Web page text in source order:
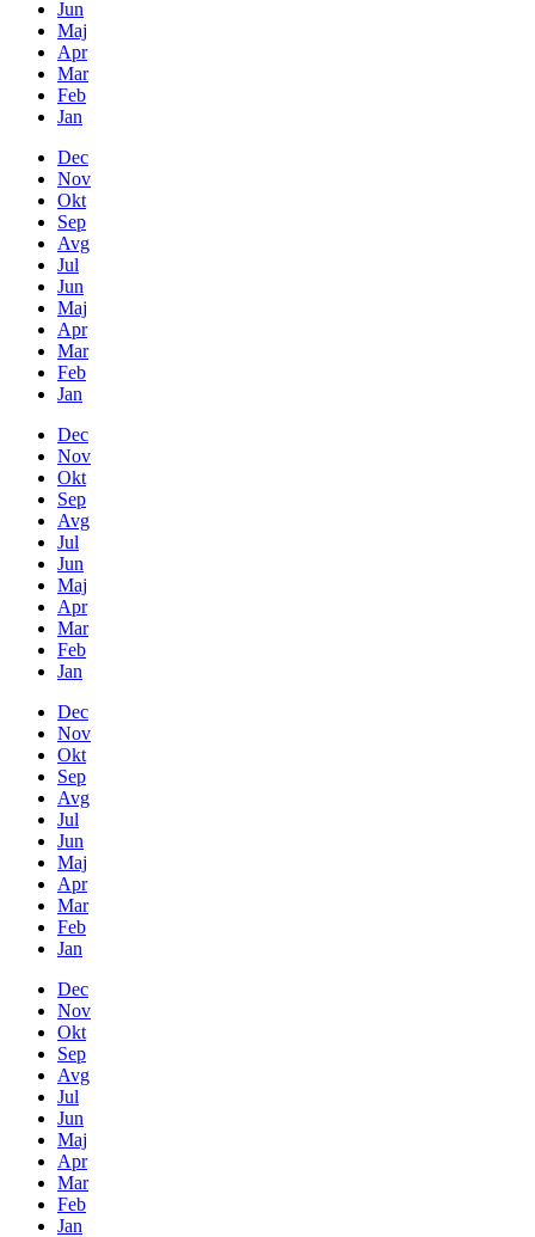
Jun
Maj
Apr
Mar
Feb
Jan
Dec
Nov
Okt
Sep
Avg
Jul
Jun
Maj
Apr
Mar
Feb
Jan
Dec
Nov
Okt
Sep
Avg
Jul
Jun
Maj
Apr
Mar
Feb
Jan
Dec
Nov
Okt
Sep
Avg
Jul
Jun
Maj
Apr
Mar
Feb
Jan
Dec
Nov
Okt
Sep
Avg
Jul
Jun
Maj
Apr
Mar
Feb
Jan